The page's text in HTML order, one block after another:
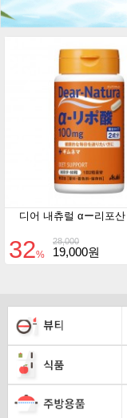
디어 내츄럴 αー리포
28,000
32% 19,000원